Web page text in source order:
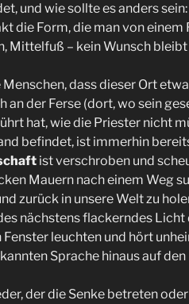
und wie sollte es anders
die Form, die man von einem
Mittelfuß – kein Wunsch
dass dieser Ort
an der Ferse (dort, wo sein
hat, wie die Priester nicht
befindet, ist immerhin
ist verschroben und
Mauern nach einem Weg
zurück in unsere Welt zu
nächstens flackerndes Licht
leuchten und hört
Sprache hinaus auf
der die Senke betreten